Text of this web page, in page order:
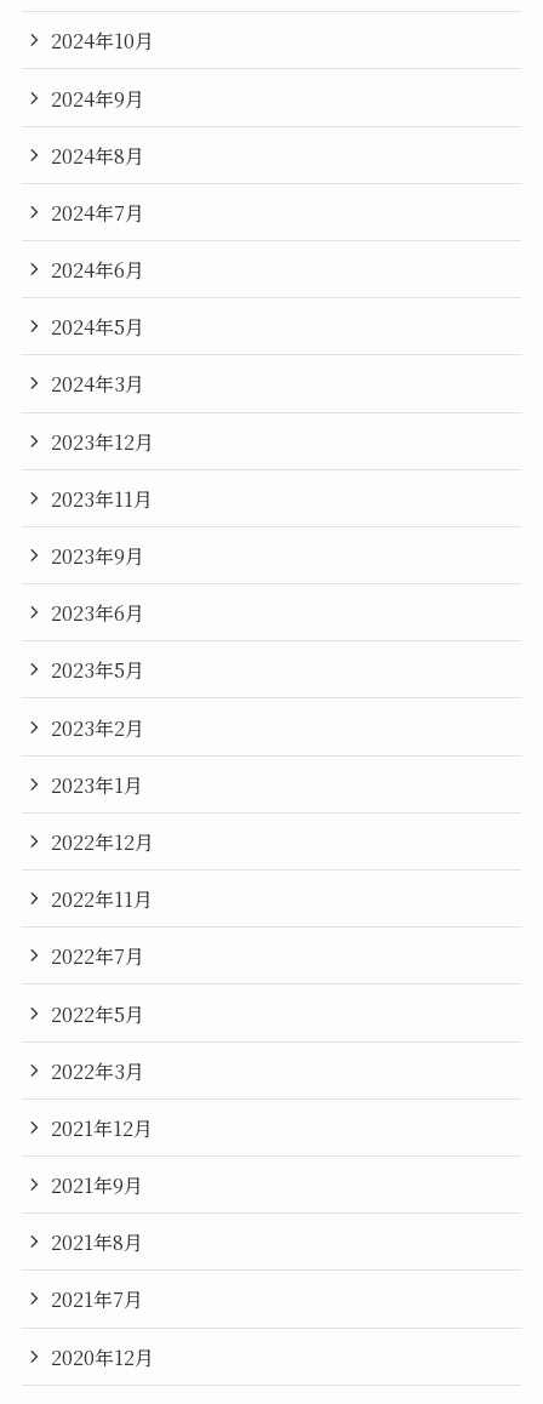
2024年10月
2024年9月
2024年8月
2024年7月
2024年6月
2024年5月
2024年3月
2023年12月
2023年11月
2023年9月
2023年6月
2023年5月
2023年2月
2023年1月
2022年12月
2022年11月
2022年7月
2022年5月
2022年3月
2021年12月
2021年9月
2021年8月
2021年7月
2020年12月